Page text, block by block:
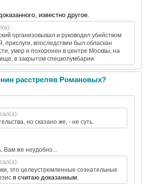
известно другое.
организовывал и руководил убийством
прислуги, впоследствии был обласкан
умер и похоронен в центре Москвы, на
в закрытом спецколумбарии.
расстреляв Романовых?
но сказано же, - не суть.
Вам же неудобно...
это целеустремленные сознательные
я считаю доказанным